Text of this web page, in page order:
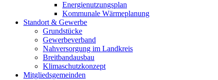
Energienutzungsplan
Kommunale Wärmeplanung
Standort & Gewerbe
Grundstücke
Gewerbeverband
Nahversorgung im Landkreis
Breitbandausbau
Klimaschutzkonzept
Mitgliedsgemeinden